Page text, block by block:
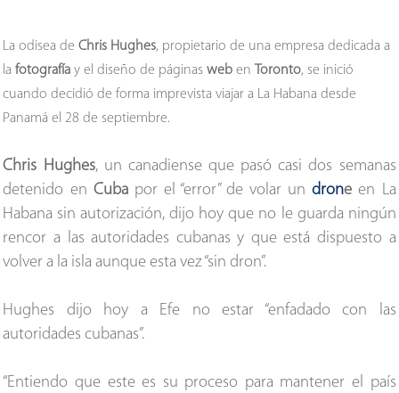
La odisea deChris Hughes, propietario de una empresa dedicada a
lafotografía y el diseño de páginasweb en Toronto, se inició
cuando decidió de forma imprevista viajar a La Habana desde
Panamá el 28 de septiembre.
Chris Hughes, un canadiense que pasó casi dos semanas
detenido en Cubapor el “error” de volar undrone en La
Habana sin autorización, dijo hoy que no le guarda ningún
rencor a las autoridades cubanas y que está dispuesto a
volver a la isla aunque esta vez “sin dron”.
Hughes dijo hoy a Efe no estar “enfadado con las
autoridades cubanas”.
“Entiendo que este es su proceso para mantener el país